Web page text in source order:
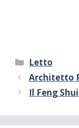
Categorie
Letto
Architetto
Il Feng Shui